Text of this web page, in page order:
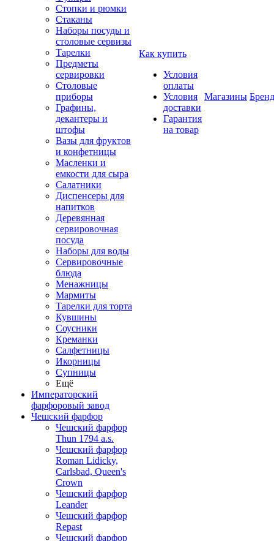
Стопки и рюмки
Стаканы
Наборы посуды и
столовые сервизы
Тарелки
Предметы
сервировки
Столовые
приборы
Графины,
декантеры и
штофы
Вазы для фруктов
и конфетницы
Масленки и
емкости для сыра
Салатники
Диспенсеры для
напитков
Деревянная
сервировочная
посуда
Наборы для воды
Сервировочные
блюда
Менажницы
Мармиты
Тарелки для торта
Кувшины
Соусники
Креманки
Салфетницы
Икорницы
Супницы
Ещё
Императорский
фарфоровый завод
Чешский фарфор
Чешский фарфор
Thun 1794 a.s.
Чешский фарфор
Roman Lidicky,
Carlsbad, Queen's
Crown
Чешский фарфор
Leander
Чешский фарфор
Repast
Чешский фарфор
Как купить
Условия
оплаты
Условия
доставки
Гарантия
на товар
Магазины